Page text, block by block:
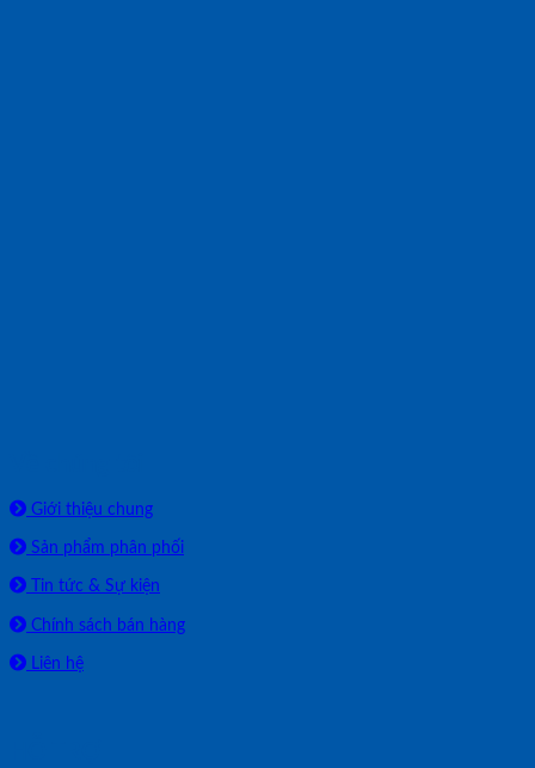
Giới thiệu chung
Sản phẩm phân phối
Tin tức & Sự kiện
Chính sách bán hàng
Liên hệ